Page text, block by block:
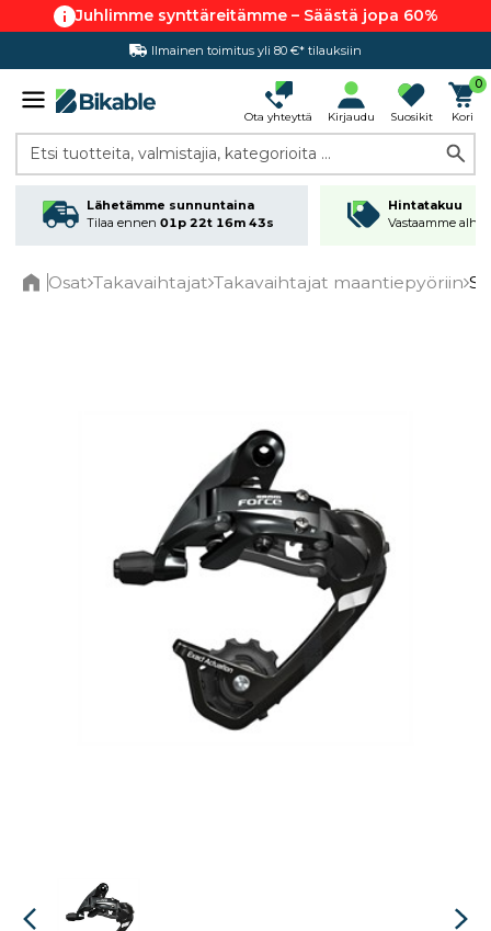
Juhlimme synttäreitämme – Säästä jopa 60%
Ilmainen toimitus yli 80 €* tilauksiin
Hintatakuu
Ota yhteyttä Kirjaudu Suosikit
0
Kori
Etsi tuotteita, valmistajia, kategorioita ...
Lähetämme sunnuntaina
Tilaa ennen 01p 22t 16m 42s
Hintatakuu
Vastaamme
Osat Takavaihtajat Takavaihtajat maantiepyöriin